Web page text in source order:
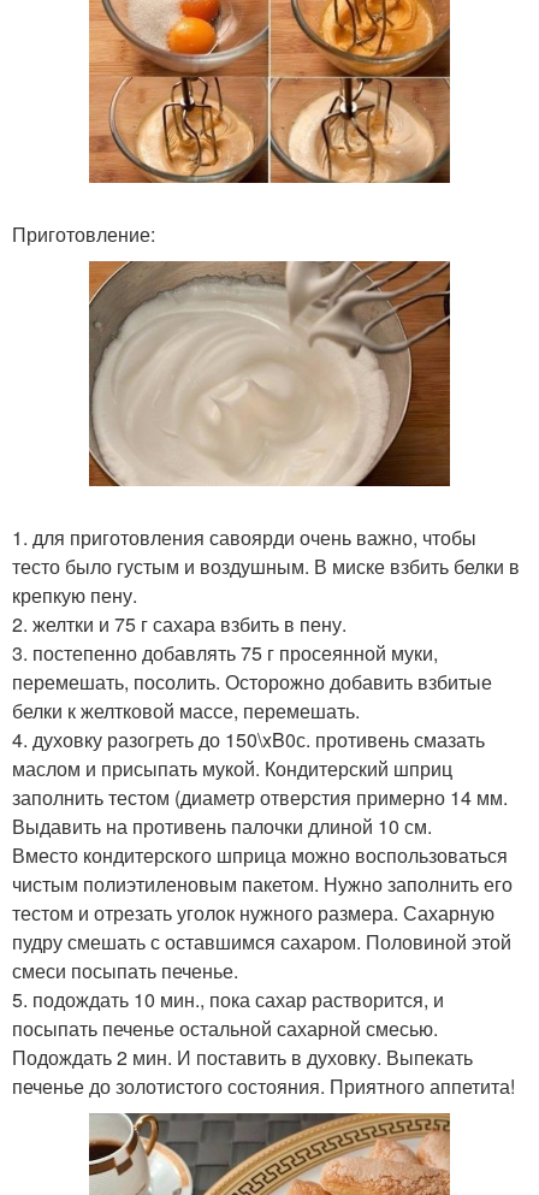
Приготовление:
1. для приготовления савоярди очень важно, чтобы
тесто было густым и воздушным. В миске взбить белки в
крепкую пену.
2. желтки и 75 г сахара взбить в пену.
3. постепенно добавлять 75 г просеянной муки,
перемешать, посолить. Осторожно добавить взбитые
белки к желтковой массе, перемешать.
4. духовку разогреть до 150\xB0с. противень смазать
маслом и присыпать мукой. Кондитерский шприц
заполнить тестом (диаметр отверстия примерно 14 мм.
Выдавить на противень палочки длиной 10 см.
Вместо кондитерского шприца можно воспользоваться
чистым полиэтиленовым пакетом. Нужно заполнить его
тестом и отрезать уголок нужного размера. Сахарную
пудру смешать с оставшимся сахаром. Половиной этой
смеси посыпать печенье.
5. подождать 10 мин., пока сахар растворится, и
посыпать печенье остальной сахарной смесью.
Подождать 2 мин. И поставить в духовку. Выпекать
печенье до золотистого состояния. Приятного аппетита!